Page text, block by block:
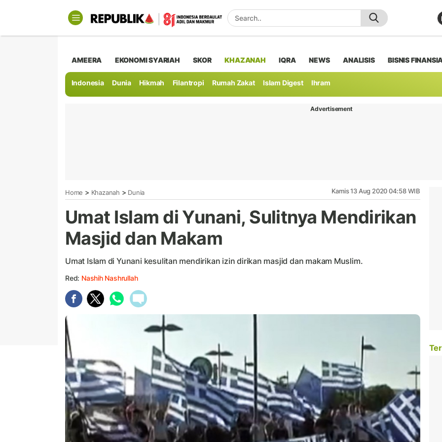
AMEERA EKONOMI SYARIAH SKOR KHAZANAH IQRA NEWS ANALISIS BISNIS
Indonesia Dunia Hikmah Filantropi Rumah Zakat Islam Digest Ihram
Advertisement
Home > Khazanah > Dunia Kamis 13 Aug 2020 04:58 WIB
Umat Islam di Yunani, Sulitnya Mendirikan
Masjid dan Makam
Umat Islam di Yunani kesulitan mendirikan izin dirikan masjid dan makam Muslim.
Red: Nashih Nashrullah